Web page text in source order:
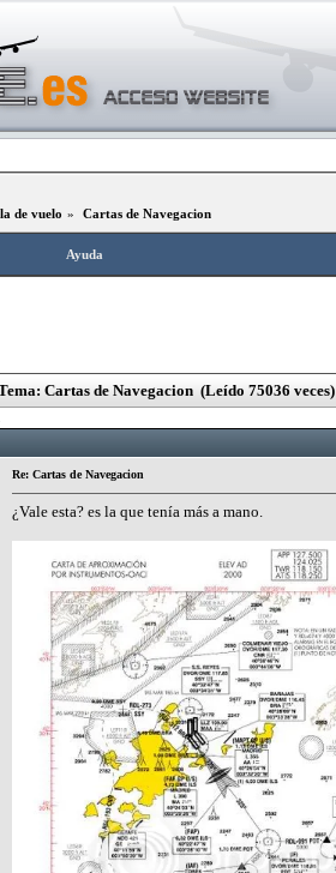
de vuelo » Cartas de Navegacion
Ayuda
Cartas de Navegacion (Leído 75036 veces)
Re: Cartas de Navegacion
¿Vale esta? es la que tenía más a mano.